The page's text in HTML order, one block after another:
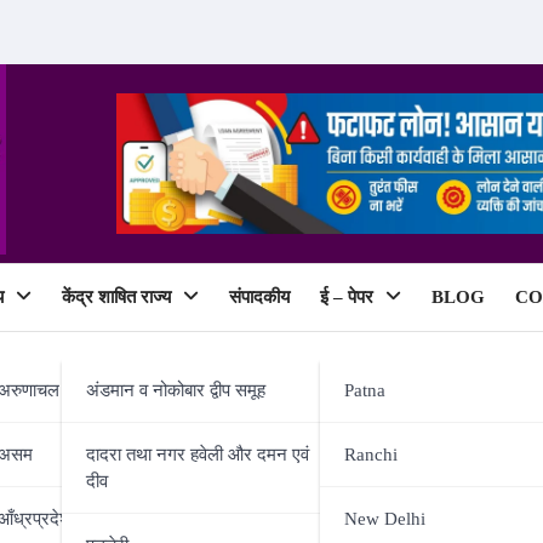
प्रदेश
केंद्र शाषित राज्य
अंडमान व नोकोबार द्वीप समूह
दादरा तथा नगर हवेली और दमन एवं
दीव
संपादकीय ई – पेपर
Patna
Ranchi
New Delhi
BLOG
पर नकेल कसने के लिए पुलिस